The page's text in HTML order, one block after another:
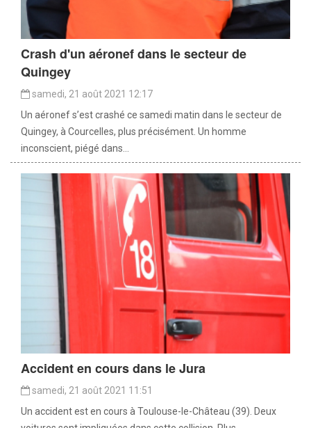
Crash d'un aéronef dans le secteur de
Quingey
samedi, 21 août 2021 12:17
Un aéronef s’est crashé ce samedi matin dans le secteur de
Quingey, à Courcelles, plus précisément. Un homme
inconscient, piégé dans...
Accident en cours dans le Jura
samedi, 21 août 2021 11:51
Un accident est en cours à Toulouse-le-Château (39). Deux